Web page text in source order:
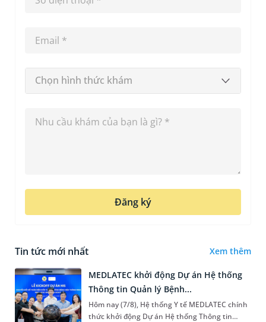
Chọn hình thức khám
Đăng ký
Tin tức mới nhất Xem thêm
MEDLATEC khởi động Dự án Hệ thống
Thông tin Quản lý Bệnh...
Hôm nay (7/8), Hệ thống Y tế MEDLATEC chính
thức khởi động Dự án Hệ thống Thông tin